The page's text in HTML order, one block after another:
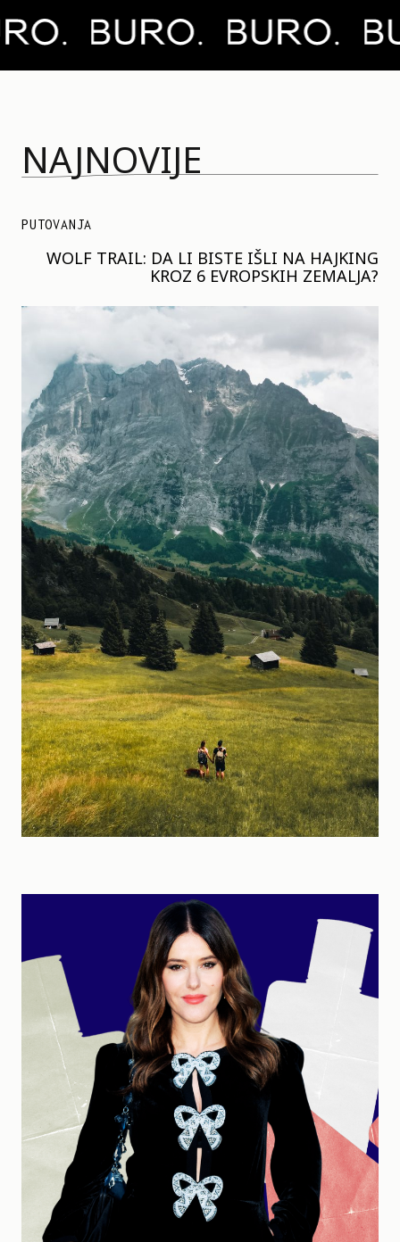
NAJNOVIJE
PUTOVANJA
WOLF TRAIL: DA LI BISTE IŠLI NA HAJKING
KROZ 6 EVROPSKIH ZEMALJA?